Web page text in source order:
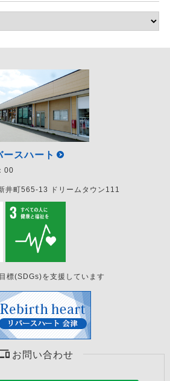
スハート
00
井町565-13 ドリームタウン111
標(SDGs)を支援しています
お問い合わせ